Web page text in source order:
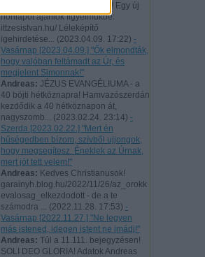
Tisztelt Látogatóim! Egy új
honlapot ajánlok figyelmükbe:
ittzesistvan.hu/ Léleképítő
igehirdetése... (2023.04.09. 17:22) -
Vasárnap [2023.04.09.] "Ők elmondták,
hogy valóban feltámadt az Úr, és
megjelent Simonnak!"
Andreas: JÉZUS EVANGÉLIUMA - a
40 böjti hétköznapra! Hamvazószerdán
kezdődik a 40 hétköznapon át,
nagyszomb... (2023.02.24. 23:14) -
Szerda [2023.02.22.] "Mert én
hűségedben bízom, szívből ujjongok,
hogy megsegítesz. Éneklek az Úrnak,
mert jót tett velem!"
Andreas: Kedves Christianusok!
garainyh.blog.hu/2022/11/26/az_orokk
evalosag_elkezdodott - de a te
számodra ... (2022.11.28. 17:53) -
Vasárnap [2022.11.27.] "Ne legyen
más istened, idegen istent ne imádj!"
Andreas: Túl a 11.111. bejegyzésen!
SOLI DEO GLORIA! Adatok Andreas